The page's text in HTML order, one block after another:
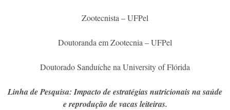
Zootecnista – UFPel
Doutoranda em Zootecnia – UFPel
Doutorado Sanduíche na University of Flórida
Linha de Pesquisa: Impacto de estratégias nutricionais na saúde
e reprodução de vacas leiteiras.